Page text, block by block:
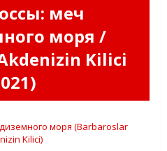
меч
моря /
Kilici